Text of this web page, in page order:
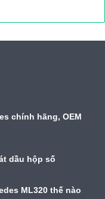
chính hãng, OEM
dầu hộp số
ML320 thế nào